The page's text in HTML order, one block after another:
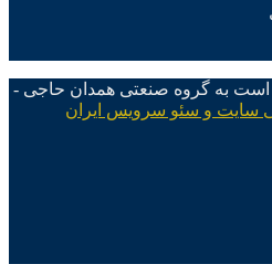
به گروه صنعتی همدان حاجی -
و سئو سرویس ایران